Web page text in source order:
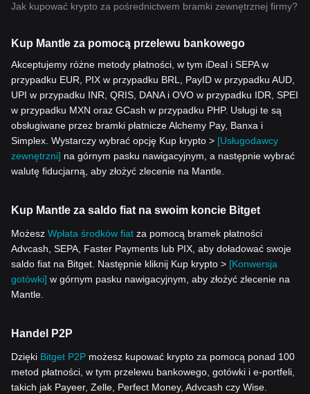
Jak kupować krypto za pośrednictwem bramki zewnętrznej firmy?
Kup Mantle za pomocą przelewu bankowego
Akceptujemy różne metody płatności, w tym iDeal i SEPA w
przypadku EUR, PIX w przypadku BRL, PayID w przypadku AUD,
UPI w przypadku INR, QRIS, DANA i OVO w przypadku IDR, SPEI
w przypadku MXN oraz GCash w przypadku PHP. Usługi te są
obsługiwane przez bramki płatnicze Alchemy Pay, Banxa i
Simplex. Wystarczy wybrać opcję Kup krypto > [Usługodawcy
zewnętrzni] na górnym pasku nawigacyjnym, a następnie wybrać
walutę fiducjarną, aby złożyć zlecenie na Mantle.
Kup Mantle za saldo fiat na swoim koncie Bitget
Możesz Wpłata środków fiat za pomocą bramek płatności
Advcash, SEPA, Faster Payments lub PIX, aby doładować swoje
saldo fiat na Bitget. Następnie kliknij Kup krypto > [Konwersja
gotówki] w górnym pasku nawigacyjnym, aby złożyć zlecenie na
Mantle.
Handel P2P
Dzięki Bitget P2P możesz kupować krypto za pomocą ponad 100
metod płatności, w tym przelewu bankowego, gotówki i e-portfeli,
takich jak Payeer, Zelle, Perfect Money, Advcash czy Wise.